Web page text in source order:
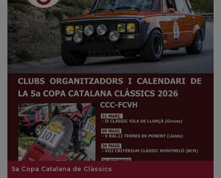
5a Copa Catalana de Clàssics